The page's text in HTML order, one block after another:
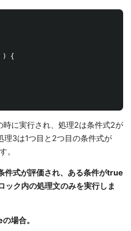
) {
時に実行され、処理2は条件式2が
理3は1つ目と2つ目の条件式が
。
件式が評価され、ある条件がtrue
ック内の処理文のみを実行しま
場合。